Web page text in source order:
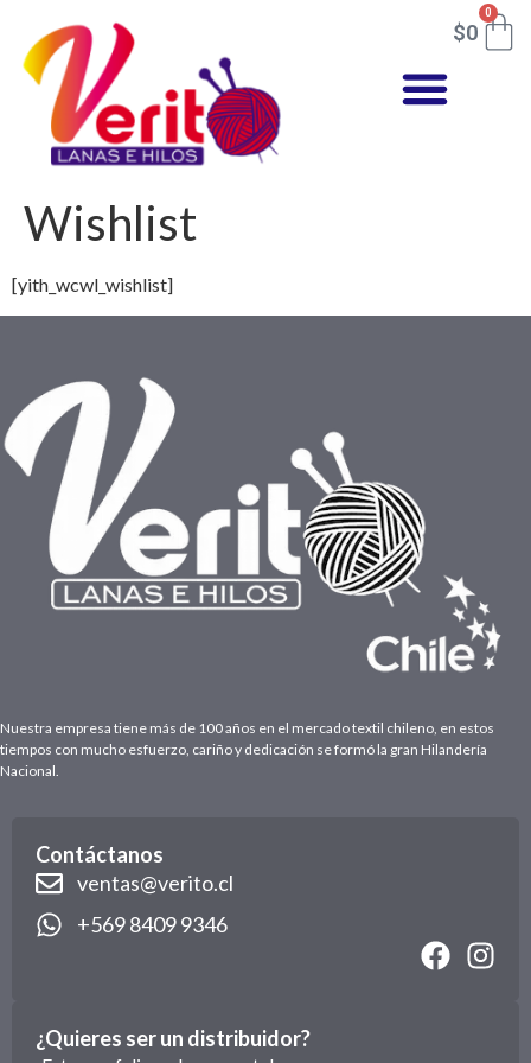
$0
0
Wishlist
[yith_wcwl_wishlist]
Nuestra empresa tiene más de 100 años en el mercado textil chileno, en estos
tiempos con mucho esfuerzo, cariño y dedicación se formó la gran Hilandería
Nacional.
Contáctanos
ventas@verito.cl
+569 8409 9346
¿Quieres ser un distribuidor?